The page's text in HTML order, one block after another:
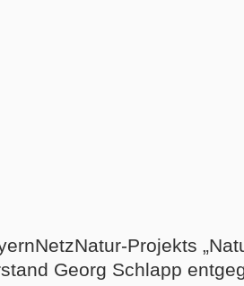
Projekts
Georg Schlapp